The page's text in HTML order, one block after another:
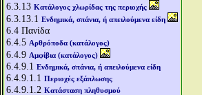
6.3.13 Κατάλογος χλωρίδας της περιοχής
6.3.13.1 Ενδημικά, σπάνια, ή απειλούμενα είδη
6.4 Πανίδα
6.4.5 Αρθρόποδα (κατάλογος)
6.4.9 Αμφίβια (κατάλογος)
6.4.9.1 Ενδημικά, σπάνια, ή απειλούμενα είδη
6.4.9.1.1 Περιοχές εξάπλωσης
6.4.9.1.2 Κατάσταση πληθυσμού